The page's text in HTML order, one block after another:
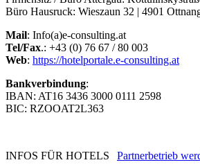
Büro Hausruck: Wieszaun 32 | 4901
Mail: Info(a)e-consulting.at
Tel/Fax.: +43 (0) 76 67 / 80 003
Web: https://hotelportale.e-consulting.at
Bankverbindung:
IBAN: AT16 3436 3000 0111 2598
BIC: RZOOAT2L363
INFOS FÜR HOTELS Partnerbetrieb